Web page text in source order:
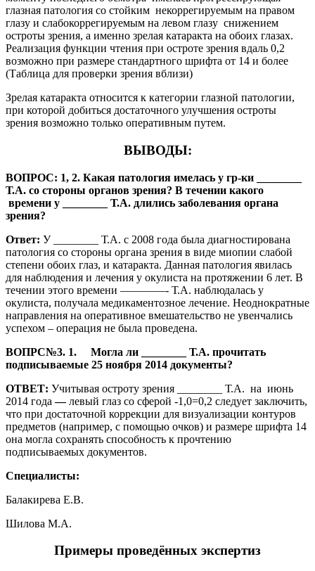
глазная патология со стойким некоррегируемым на правом
глазу и слабокоррегируемым на левом глазу снижением
остроты зрения, а именно зрелая катаракта на обоих глазах.
Реализация функции чтения при остроте зрения вдаль 0,2
возможно при размере стандартного шрифта от 14 и более
(Таблица для проверки зрения вблизи)
Зрелая катаракта относится к категории глазной патологии,
при которой добиться достаточного улучшения остроты
зрения возможно только оперативным путем.
ВЫВОДЫ:
ВОПРОС: 1, 2. Какая патология имелась у гр-ки ________
Т.А. со стороны органов зрения? В течении какого
времени у ________ Т.А. длились заболевания органа
зрения?
Ответ: У ________ Т.А. с 2008 года была диагностирована
патология со стороны органа зрения в виде миопии слабой
степени обоих глаз, и катаракта. Данная патология явилась
для наблюдения и лечения у окулиста на протяжении 6 лет. В
течении этого времени ————- Т.А. наблюдалась у
окулиста, получала медикаментозное лечение. Неоднократные
направления на оперативное вмешательство не увенчались
успехом – операция не была проведена.
ВОПРС№3. 1. Могла ли ________ Т.А. прочитать
подписываемые 25 ноября 2014 документы?
ОТВЕТ: Учитывая остроту зрения ________ Т.А. на июнь
2014 года —левый глаз со сферой -1,0=0,2 следует заключить,
что при достаточной коррекции для визуализации контуров
предметов (например, с помощью очков) и размере шрифта 14
она могла сохранять способность к прочтению
подписываемых документов.
Специалисты:
Балакирева Е.В.
Шилова М.А.
Примеры проведённых экспертиз